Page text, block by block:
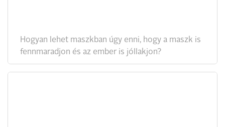
Hogyan lehet maszkban úgy enni, hogy a maszk is
fennmaradjon és az ember is jóllakjon?